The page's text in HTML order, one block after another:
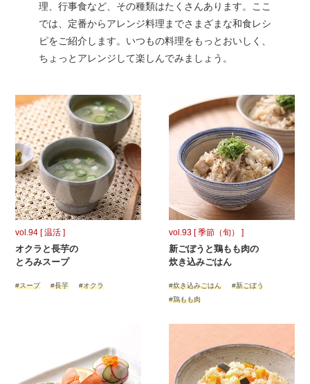
理、行事食など、その種類はたくさんあります。ここ
では、定番からアレンジ料理までさまざまな和食レシ
ピをご紹介します。いつもの料理をもっとおいしく、
ちょっとアレンジして楽しんでみましょう。
vol.94 [ 温活 ]
オクラと長芋の
とろみスープ
#スープ #長芋 #オクラ
vol.93 [ 季節（旬） ]
新ごぼうと鶏もも肉の
炊き込みごはん
#炊き込みごはん
#新ごぼう
#鶏もも肉